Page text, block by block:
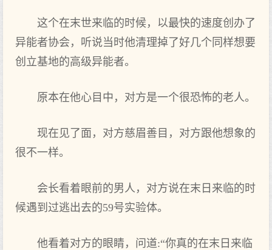
这个在末世来临的时候，以最快的速度创办了
异能者协会，听说当时他清理掉了好几个同样想要
创立基地的高级异能者。
原本在他心目中，对方是一个很恐怖的老人。
现在见了面，对方慈眉善目，对方跟他想象的
很不一样。
会长看着眼前的男人，对方说在末日来临的时
候遇到过逃出去的59号实验体。
他看着对方的眼睛，问道:“你真的在末日来临